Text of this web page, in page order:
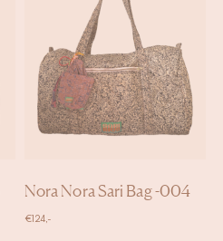
Nora Nora Sari Bag -004
€ 124,-